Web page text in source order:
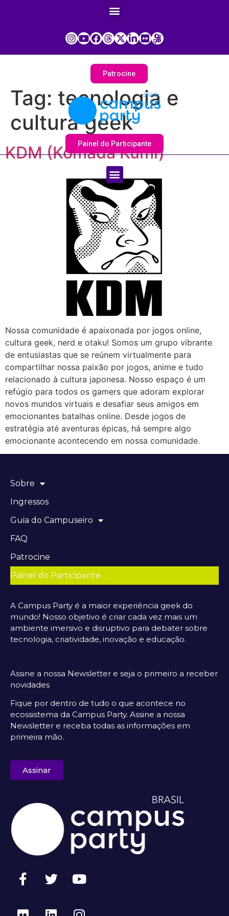
Patrocine
Painel do Participante
Tag: tecnologia e
cultura geek
KDM (Komada Kumi)
Nossa comunidade é apaixonada por jogos online,
cultura geek, nerd e otaku! Somos um grupo vibrante
de entusiastas que se reúnem virtualmente para
compartilhar nossa paixão por jogos, anime e tudo
relacionado à cultura japonesa. Nosso espaço é um
refúgio para todos os gamers que adoram explorar
novos mundos virtuais e desafiar seus amigos em
emocionantes batalhas online. Desde jogos de
estratégia até aventuras épicas, há sempre algo
emocionante acontecendo em nossa comunidade.
Sobre
Ingressos
Guia do Campuseiro
FAQ
Patrocine
Painel do Participante
A Campus Party é a maior experiência geek do
mundo! Nosso objetivo é criar cada vez mais um
ambiente imersivo e disruptivo para debater sobre
tecnologia, criatividade, inovação e educação.
Assine a nossa Newsletter e seja o primeiro a receber
novidades
Fique por dentro de tudo o que acontece no
ecossistema da Campus Party. Assine a nossa
Newsletter e receba todas as informações em
primeira mão.
Assinar